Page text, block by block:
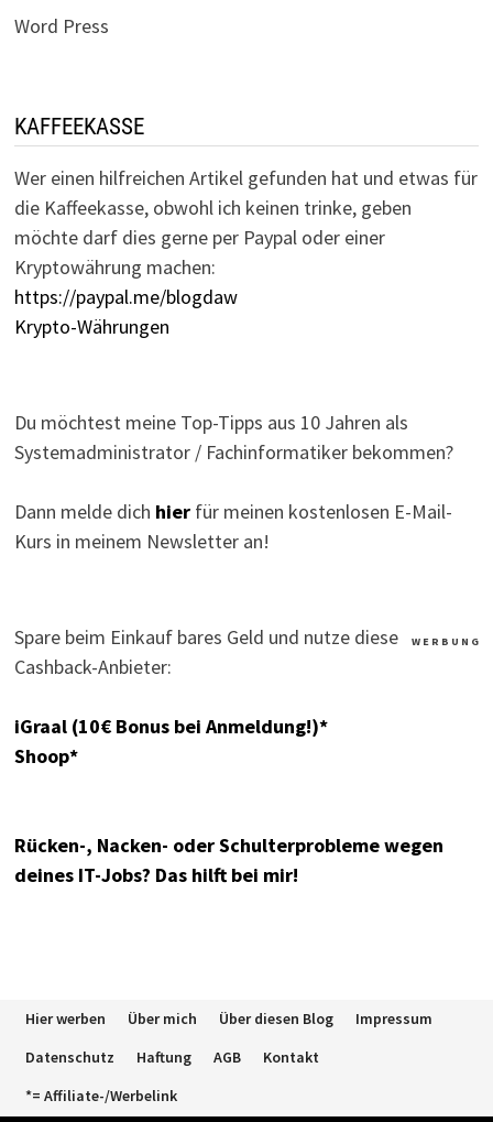
Word Press
KAFFEEKASSE
Wer einen hilfreichen Artikel gefunden hat und etwas für
die Kaffeekasse, obwohl ich keinen trinke, geben
möchte darf dies gerne per Paypal oder einer
Kryptowährung machen:
https://paypal.me/blogdaw
Krypto-Währungen
Du möchtest meine Top-Tipps aus 10 Jahren als
Systemadministrator / Fachinformatiker bekommen?
Dann melde dich hierfür meinen kostenlosen E-Mail-
Kurs in meinem Newsletter an!
W E R B U N G
Spare beim Einkauf bares Geld und nutze diese
Cashback-Anbieter:
iGraal (10€ Bonus bei Anmeldung!)*
Shoop*
Rücken-, Nacken- oder Schulterprobleme wegen
deines IT-Jobs? Das hilft bei mir!
Hier werben Über mich Über diesen Blog
Impressum
Datenschutz
Haftung AGB
Kontakt
*= Affiliate-/Werbelink